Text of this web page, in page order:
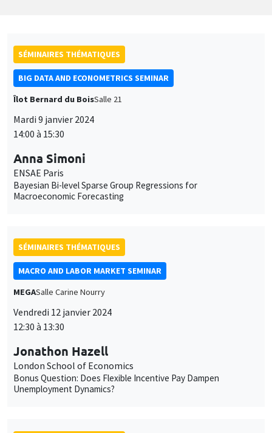
SÉMINAIRES THÉMATIQUES
BIG DATA AND ECONOMETRICS SEMINAR
Îlot Bernard du BoisSalle 21
Mardi 9 janvier 2024
14:00 à 15:30
Anna Simoni
ENSAE Paris
Bayesian Bi-level Sparse Group Regressions for
Macroeconomic Forecasting
SÉMINAIRES THÉMATIQUES
MACRO AND LABOR MARKET SEMINAR
MEGASalle Carine Nourry
Vendredi 12 janvier 2024
12:30 à 13:30
Jonathon Hazell
London School of Economics
Bonus Question: Does Flexible Incentive Pay Dampen
Unemployment Dynamics?